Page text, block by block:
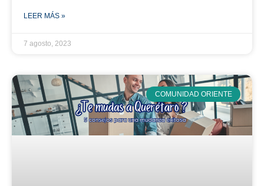
LEER MÁS »
7 agosto, 2023
COMUNIDAD ORIENTE